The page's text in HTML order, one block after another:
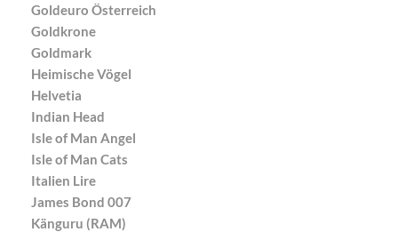
Goldeuro Österreich
Goldkrone
Goldmark
Heimische Vögel
Helvetia
Indian Head
Isle of Man Angel
Isle of Man Cats
Italien Lire
James Bond 007
Känguru (RAM)